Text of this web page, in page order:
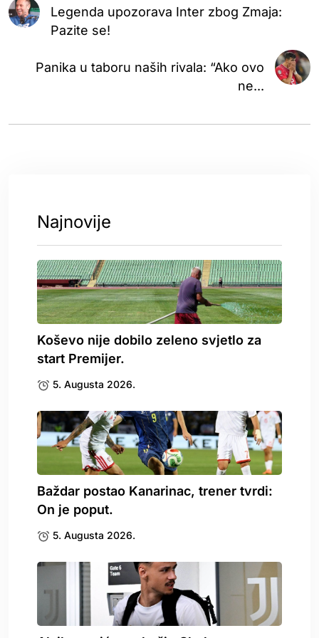
Legenda upozorava Inter zbog Zmaja:
Pazite se!
Panika u taboru naših rivala: “Ako ovo
ne...
Najnovije
Koševo nije dobilo zeleno svjetlo za
start Premijer.
5. Augusta 2026.
Baždar postao Kanarinac, trener tvrdi:
On je poput.
5. Augusta 2026.